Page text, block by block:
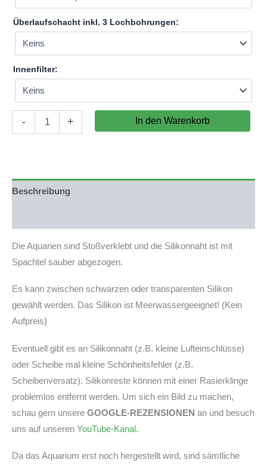
Überlaufschacht inkl. 3 Lochbohrungen:
Innenfilter:
-
200x40x60cm
Lager)
+ In den Warenkorb
Beschreibung
Die Aquarien sind Stoßverklebt und die Silikonnaht ist mit
Spachtel sauber abgezogen.
Es kann zwischen schwarzen oder transparenten Silikon
gewählt werden. Das Silikon ist Meerwassergeeignet! (Kein
Aufpreis)
Eventuell gibt es an Silikonnaht (z.B. kleine Lufteinschlüsse)
oder Scheibe mal kleine Schönheitsfehler (z.B.
Scheibenversatz). Silikonreste können mit einer Rasierklinge
problemlos entfernt werden. Um sich ein Bild zu machen,
schau gern unsere GOOGLE-REZENSIONEN an und besuch
uns auf unseren YouTube-Kanal.
Da das Aquarium erst noch hergestellt wird, sind sämtliche